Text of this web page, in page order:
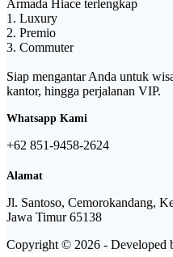
Armada Hiace terlengkap
1. Luxury
2. Premio
3. Commuter
Siap mengantar Anda untuk
kantor, hingga perjalanan VIP.
Whatsapp Kami
‪+62 851‑9458‑2624‬
Alamat
Jl. Santoso, Cemorokandang,
Jawa Timur 65138
Copyright © 2026 - Developed